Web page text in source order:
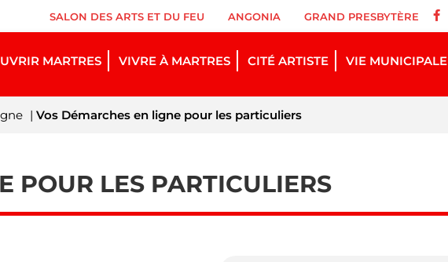
SALON DES ARTS ET DU FEU ANGONIA GRAND PRESBYTÈRE
MARTRES VIVRE À MARTRES CITÉ ARTISTE VIE MUNICIPALE
| Vos Démarches en ligne pour les particuliers
POUR LES PARTICULIERS